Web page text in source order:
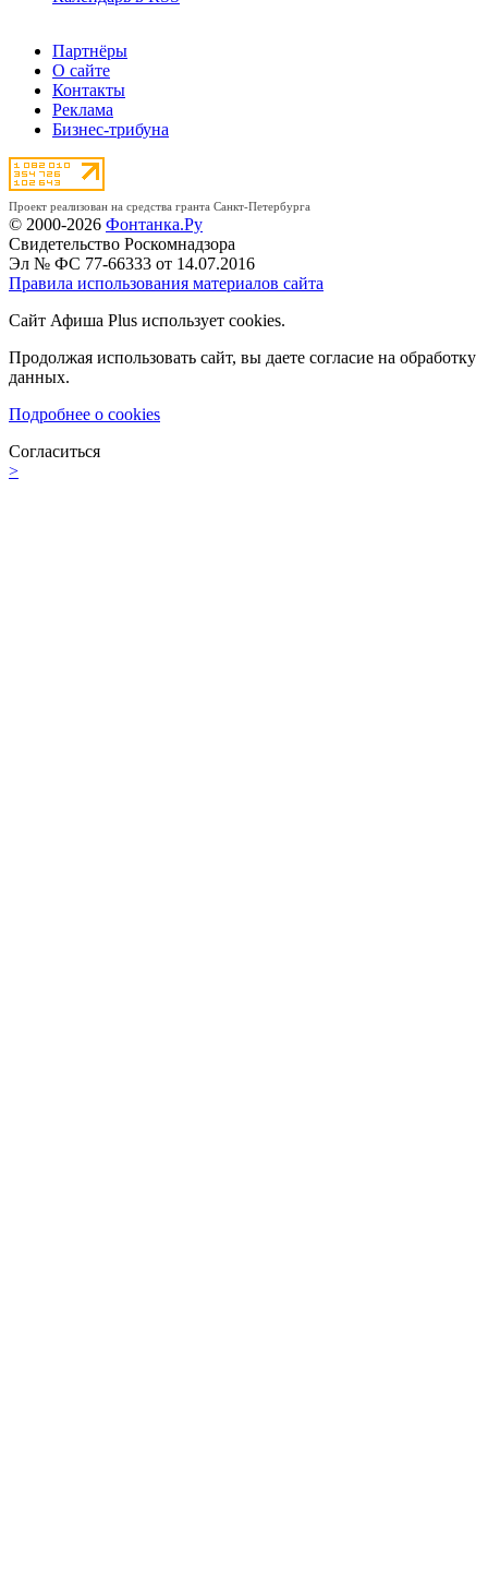
Партнёры
О сайте
Контакты
Реклама
Бизнес-трибуна
Проект реализован на средства гранта Санкт-Петербурга
© 2000-2026 Фонтанка.Ру
Свидетельство Роскомнадзора
Эл № ФС 77-66333 от 14.07.2016
Правила использования материалов сайта
Сайт Афиша Plus использует cookies.
Продолжая использовать сайт, вы даете согласие на обработку
данных.
Подробнее о cookies
Согласиться
>